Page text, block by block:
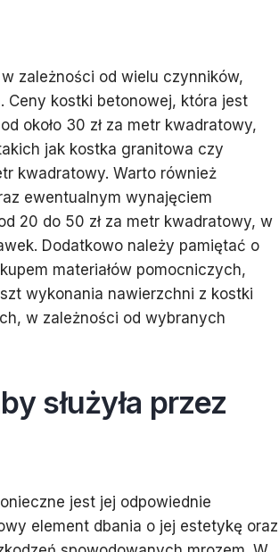
zależności od wielu czynników,
Ceny kostki betonowej, która jest
około 30 zł za metr kwadratowy,
jak kostka granitowa czy
kwadratowy. Warto również
ewentualnym wynajęciem
20 do 50 zł za metr kwadratowy, w
Dodatkowo należy pamiętać o
materiałów pomocniczych,
wykonania nawierzchni z kostki
w zależności od wybranych
służyła przez
jest jej odpowiednie
element dbania o jej estetykę oraz